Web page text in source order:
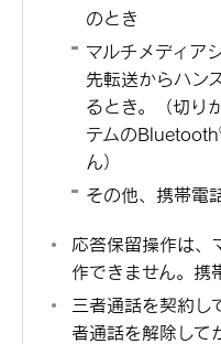
のとき
マルチメディア
先転送からハン
るとき。（切り
テムのBluetooth
ん）
その他、携帯電
応答保留操作は、
作できません。携
三者通話を契約し
者通話を解除して